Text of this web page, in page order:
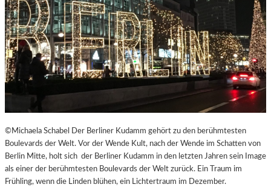
©Michaela Schabel Der Berliner Kudamm gehört zu den berühmtesten
Boulevards der Welt. Vor der Wende Kult, nach der Wende im Schatten von
Berlin Mitte, holt sich der Berliner Kudamm in den letzten Jahren sein Image
als einer der berühmtesten Boulevards der Welt zurück. Ein Traum im
Frühling, wenn die Linden blühen, ein Lichtertraum im Dezember.